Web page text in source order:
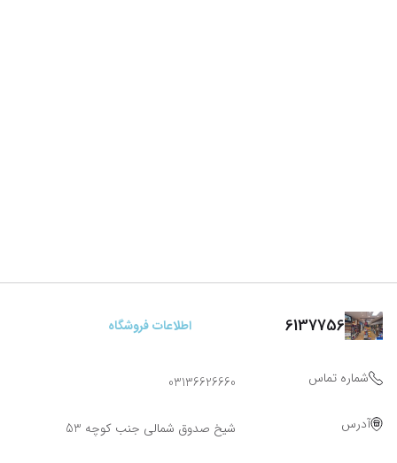
6137756 اطلاعات فروشگاه
شماره تماس 03136626660
آدرس شیخ صدوق شمالی جنب کوچه 53